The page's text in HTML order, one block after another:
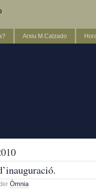
Arxiu M.Calzado
Òmnia